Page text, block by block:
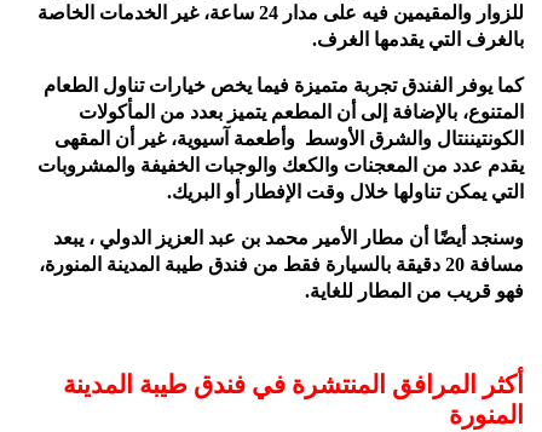
للزوار والمقيمين فيه على مدار 24 ساعة، غير الخدمات الخاصة
بالغرف التي يقدمها الغرف.
كما يوفر الفندق تجربة متميزة فيما يخص خيارات تناول الطعام
المتنوع، بالإضافة إلى أن المطعم يتميز بعدد من المأكولات
الكونتيننتال والشرق الأوسط وأطعمة آسيوية، غير أن المقهى
يقدم عدد من المعجنات والكعك والوجبات الخفيفة والمشروبات
التي يمكن تناولها خلال وقت الإفطار أو البريك.
وسنجد أيضًا أن مطار الأمير محمد بن عبد العزيز الدولي ، يبعد
مسافة 20 دقيقة بالسيارة فقط من فندق طيبة المدينة المنورة،
فهو قريب من المطار للغاية.
أكثر المرافق المنتشرة في فندق طيبة المدينة
المنورة